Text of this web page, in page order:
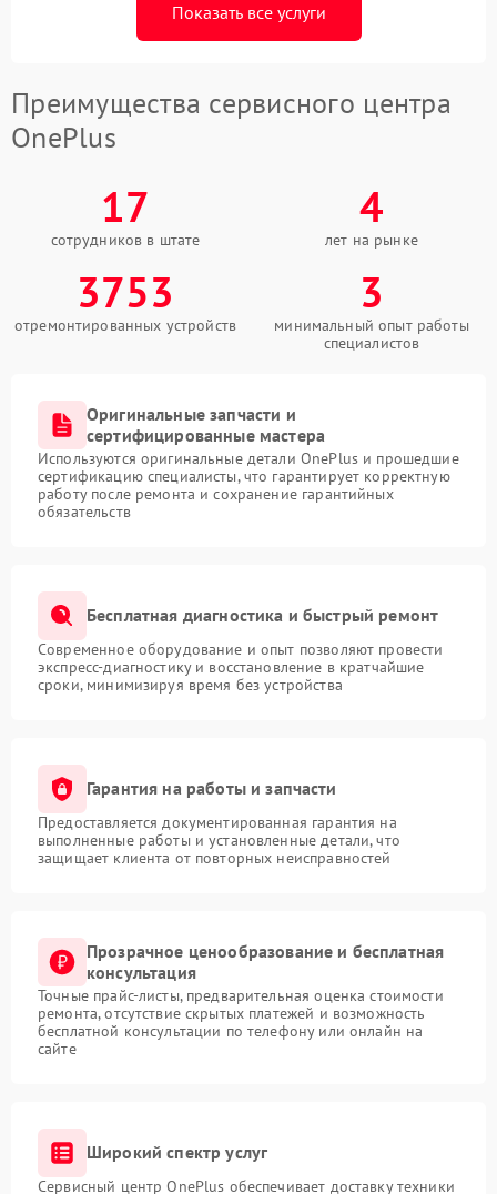
Показать все услуги
Преимущества сервисного центра
OnePlus
17
сотрудников в штате
4
лет на рынке
3753
отремонтированных устройств
3
минимальный опыт работы
специалистов
Оригинальные запчасти и
сертифицированные мастера
Используются оригинальные детали OnePlus и прошедшие
сертификацию специалисты, что гарантирует корректную
работу после ремонта и сохранение гарантийных
обязательств
Бесплатная диагностика и быстрый ремонт
Современное оборудование и опыт позволяют провести
экспресс-диагностику и восстановление в кратчайшие
сроки, минимизируя время без устройства
Гарантия на работы и запчасти
Предоставляется документированная гарантия на
выполненные работы и установленные детали, что
защищает клиента от повторных неисправностей
Прозрачное ценообразование и бесплатная
консультация
Точные прайс-листы, предварительная оценка стоимости
ремонта, отсутствие скрытых платежей и возможность
бесплатной консультации по телефону или онлайн на
сайте
Широкий спектр услуг
Сервисный центр OnePlus обеспечивает доставку техники